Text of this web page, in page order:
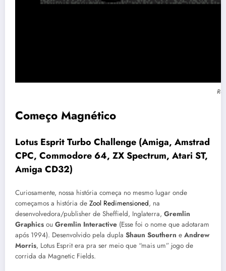
Começo Magnético
Lotus Esprit Turbo Challenge (Amiga, Amstrad
CPC, Commodore 64, ZX Spectrum, Atari ST,
Amiga CD32)
Curiosamente, nossa história começa no mesmo lugar onde
começamos a história de Zool Redimensioned, na
desenvolvedora/publisher de Sheffield, Inglaterra, Gremlin
Graphics ou Gremlin Interactive (Esse foi o nome que adotaram
após 1994). Desenvolvido pela dupla Shaun Southern e Andrew
Morris, Lotus Esprit era pra ser meio que “mais um” jogo de
corrida da Magnetic Fields.